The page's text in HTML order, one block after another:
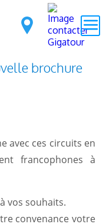
brochure
avec ces circuits en
francophones à
vos souhaits.
convenance votre